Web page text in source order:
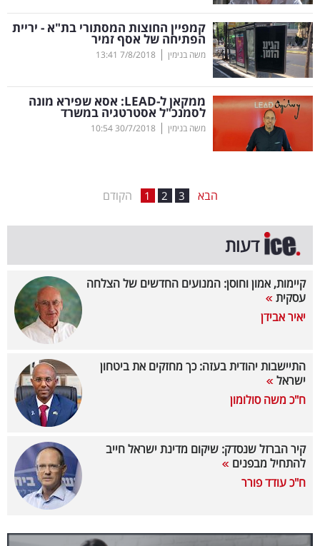
רכב
בריאות
תרבות
ופנאי
תיירות
המילון
הכלכלי
פודקאסט
40
ניוזלטרים
קמפיין החוצות המסתורי בת"א - יריית
הפתיחה של אסף זמיר
משה בנימין |
7/8/2018
13:41
ממקאן ל-LEAD: אסא שפירא מונה
לסמנכ"ל אסטרטגיה במשרד
משה בנימין |
30/7/2018
10:54
הקודם 1 2 3 הבא
דעות
קיימות, אמון וחוסן: המנועים החדשים של הצלחה
עסקית
יאיר אבידן
התיישבות יהודית בעזה: כך מחזקים את ביטחון
ישראל
ח"כ משה סולומון
קיר הברזל שנסדק: שיקום מדינת ישראל חייב
להתחיל מבפנים
ח"כ עודד פורר